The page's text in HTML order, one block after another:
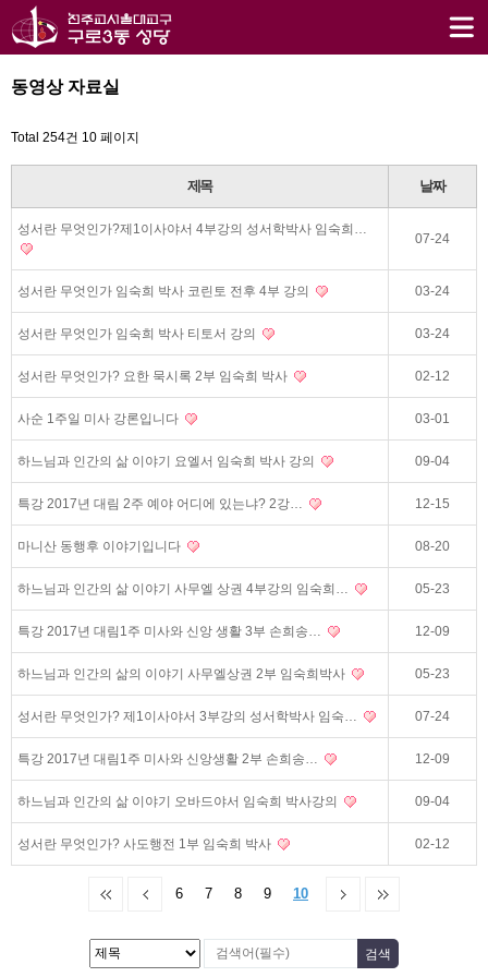
동영상 자료실
Total 254건 10 페이지
제목 날짜
성서란 무엇인가?제1이사야서 4부강의 성서학박사 임숙희…
07-24
성서란 무엇인가 임숙희 박사 코린토 전후 4부 강의 03-24
성서란 무엇인가 임숙희 박사 티토서 강의 03-24
성서란 무엇인가? 요한 묵시록 2부 임숙희 박사 02-12
사순 1주일 미사 강론입니다 03-01
하느님과 인간의 삶 이야기 요엘서 임숙희 박사 강의 09-04
특강 2017년 대림 2주 예야 어디에 있는냐? 2강… 12-15
마니산 동행후 이야기입니다 08-20
하느님과 인간의 삶 이야기 사무엘 상권 4부강의 임숙희… 05-23
특강 2017년 대림1주 미사와 신앙 생활 3부 손희송… 12-09
하느님과 인간의 삶의 이야기 사무엘상권 2부 임숙희박사 05-23
성서란 무엇인가? 제1이사야서 3부강의 성서학박사 임숙… 07-24
특강 2017년 대림1주 미사와 신앙생활 2부 손희송… 12-09
하느님과 인간의 삶 이야기 오바드야서 임숙희 박사강의 09-04
성서란 무엇인가? 사도행전 1부 임숙희 박사 02-12
6 7 8 9 10